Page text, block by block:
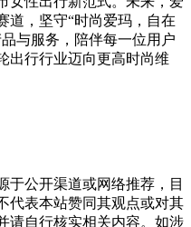
道，坚守“时尚爱玛，自在
与服务，陪伴每一位用户
出行行业迈向更高时尚维
于公开渠道或网络推荐，目
代表本站赞同其观点或对其
请自行核实相关内容。如涉